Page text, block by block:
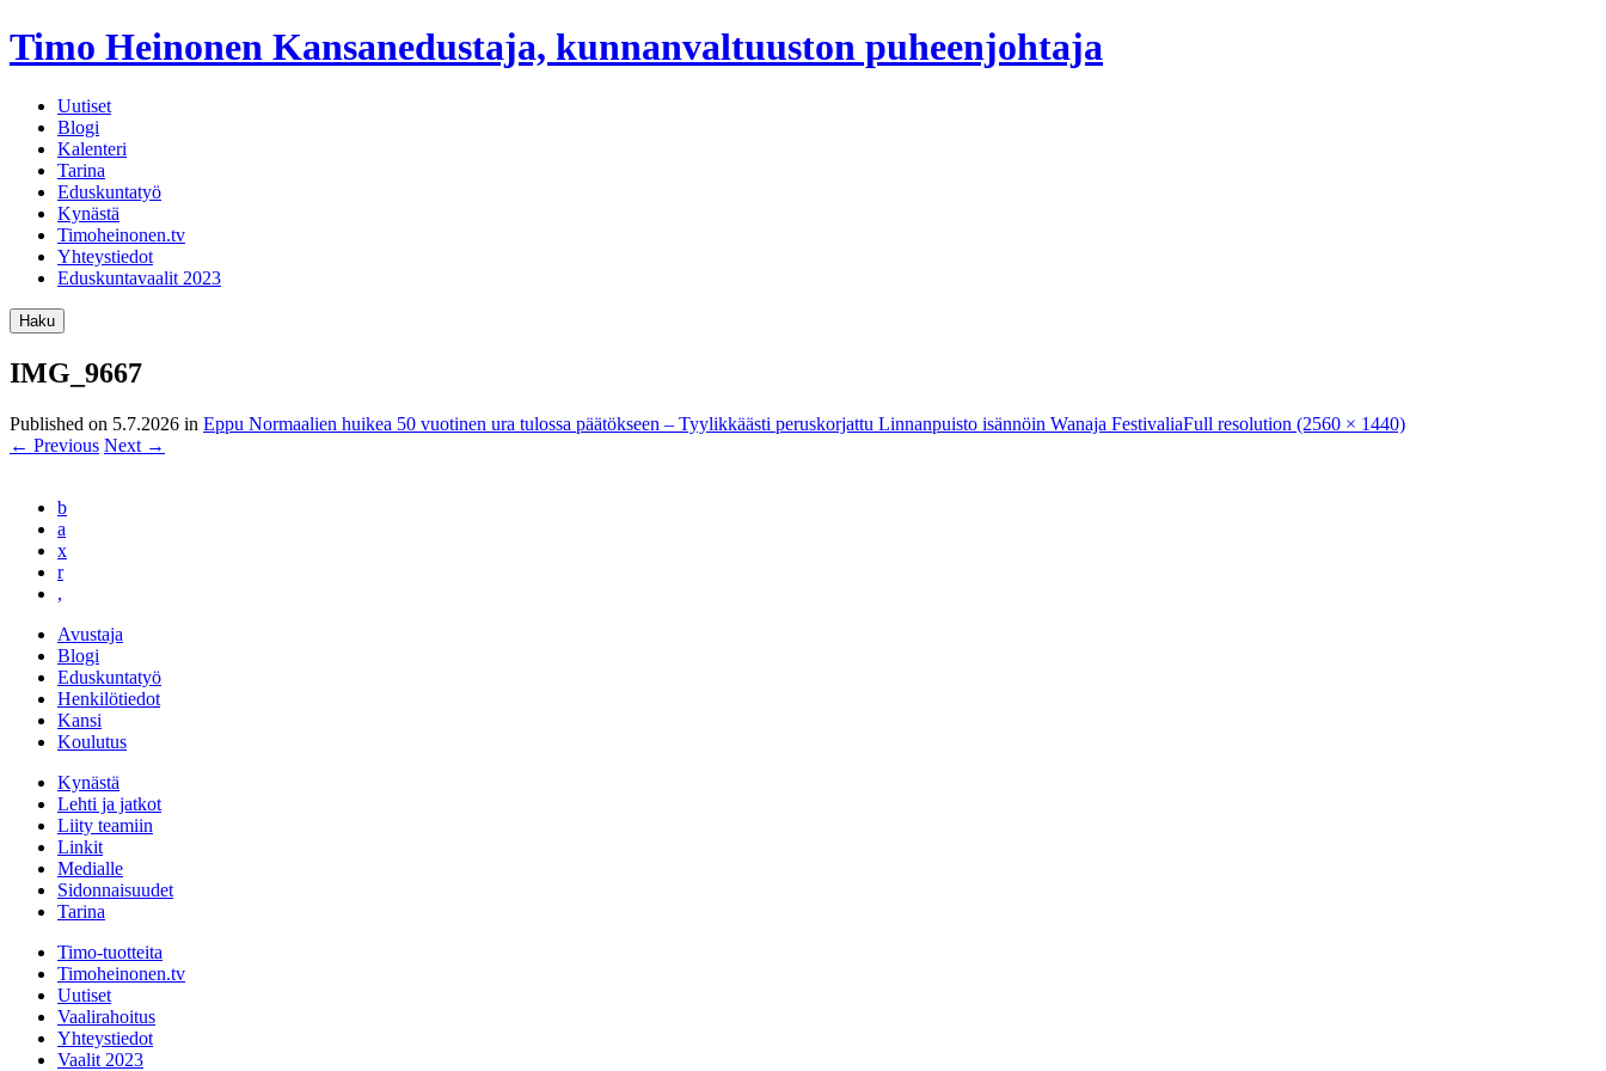
Timo Heinonen Kansanedustaja, kunnanvaltuuston puheenjohtaja
Uutiset
Blogi
Kalenteri
Tarina
Eduskuntatyö
Kynästä
Timoheinonen.tv
Yhteystiedot
Eduskuntavaalit 2023
Haku
IMG_9667
Published on 5.7.2026 in Eppu Normaalien huikea 50 vuotinen ura tulossa päätökseen – Tyylikkäästi peruskorjattu Linnanpuisto isännöin Wanaja FestivaliaFull resolution (2560 × 1440)
← Previous Next →
b
a
x
r
,
Avustaja
Blogi
Eduskuntatyö
Henkilötiedot
Kansi
Koulutus
Kynästä
Lehti ja jatkot
Liity teamiin
Linkit
Medialle
Sidonnaisuudet
Tarina
Timo-tuotteita
Timoheinonen.tv
Uutiset
Vaalirahoitus
Yhteystiedot
Vaalit 2023